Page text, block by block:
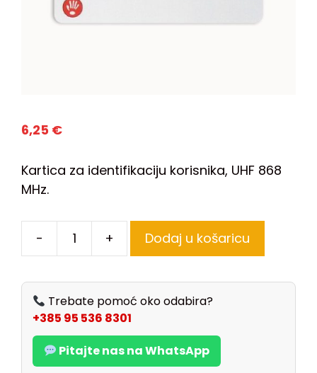
6,25 €
Kartica za identifikaciju korisnika, UHF 868
MHz.
- + Dodaj u košaricu
Trebate pomoć oko odabira?
+385 95 536 8301
Pitajte nas na WhatsApp